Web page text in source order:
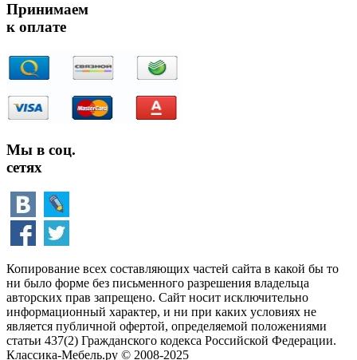
Принимаем
к оплате
Мы в соц.
сетях
Копирование всех составляющих частей сайта в какой бы то
ни было форме без письменного разрешения владельца
авторских прав запрещено. Сайт носит исключительно
информационный характер, и ни при каких условиях не
является публичной офертой, определяемой положениями
статьи 437(2) Гражданского кодекса Российской Федерации.
Классика-Мебель.ру © 2008-2025